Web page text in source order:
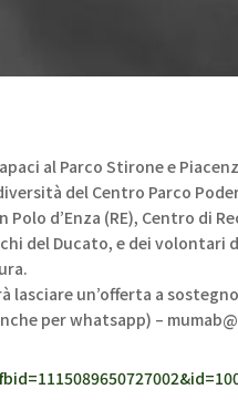
al Parco Stirone e
del Centro Parco
Polo d’Enza (RE), Centro di
del Ducato, e dei volontari
un’offerta a sostegno
per whatsapp) –